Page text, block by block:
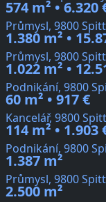
574 m² • 6.320
Průmysl, 9800
1.380 m² •
Průmysl, 9800
1.022 m² •
Podnikání, 9800
60 m² • 917 €
Kancelář, 9800
114 m² • 1.903
Podnikání, 9800
1.387 m²
Průmysl, 9800
2.500 m²